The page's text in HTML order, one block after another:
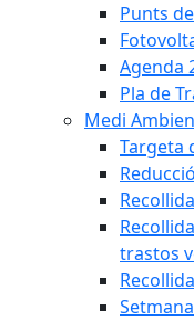
Punts
Agenda
Pla de
Medi
Targeta
trastos